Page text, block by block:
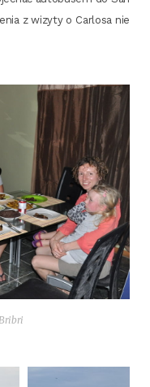
z wizy­ty o Car­lo­sa nie